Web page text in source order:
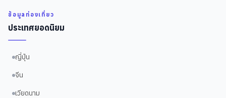
ข้อมูลท่องเที่ยว
ประเทศยอดนิยม
ญี่ปุ่น
จีน
เวียดนาม